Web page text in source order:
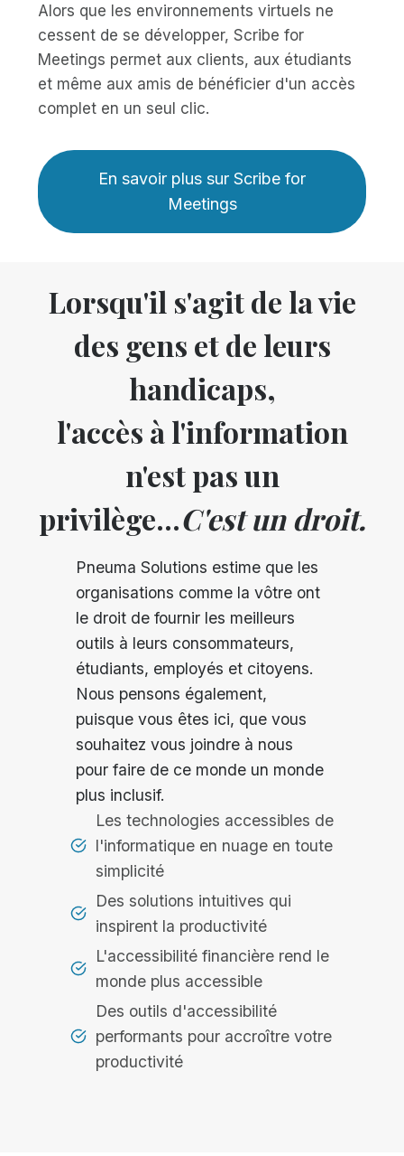
Alors que les environnements virtuels ne
cessent de se développer, Scribe for
Meetings permet aux clients, aux étudiants
et même aux amis de bénéficier d'un accès
complet en un seul clic.
En savoir plus sur Scribe for
Meetings
Lorsqu'il s'agit de la vie
des gens et de leurs
handicaps,
l'accès à l'information
n'est pas un
privilège...C'est un droit.
Pneuma Solutions estime que les
organisations comme la vôtre ont
le droit de fournir les meilleurs
outils à leurs consommateurs,
étudiants, employés et citoyens.
Nous pensons également,
puisque vous êtes ici, que vous
souhaitez vous joindre à nous
pour faire de ce monde un monde
plus inclusif.
Les technologies accessibles de
l'informatique en nuage en toute
simplicité
Des solutions intuitives qui
inspirent la productivité
L'accessibilité financière rend le
monde plus accessible
Des outils d'accessibilité
performants pour accroître votre
productivité